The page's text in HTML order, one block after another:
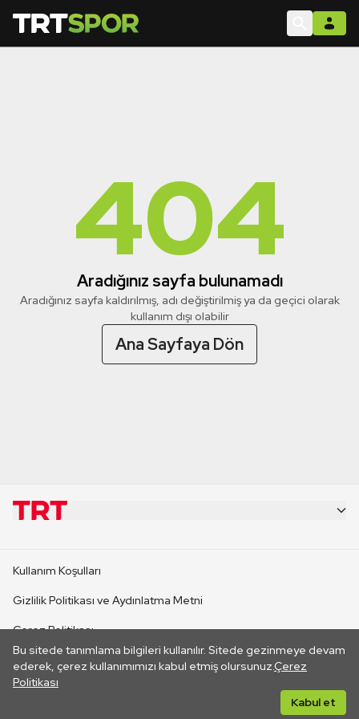
404
Aradığınız sayfa bulunamadı
Aradığınız sayfa kaldırılmış, adı değiştirilmiş ya da geçici olarak
kullanım dışı olabilir
Ana Sayfaya Dön
Bu sitede tanımlama bilgileri kullanılır. Sitede gezinmeye devam
ederek, çerez kullanımımızı kabul etmiş olursunuz.Çerez
Politikası
Kabul et
CANLI YAYINLAR
Kullanım Koşulları
Gizlilik Politikası ve Aydınlatma Metni
Çerez Politikası
İletişim
Her hakkı saklıdır. ©2026 TRT. Bağlantı yoluyla gidilen dış